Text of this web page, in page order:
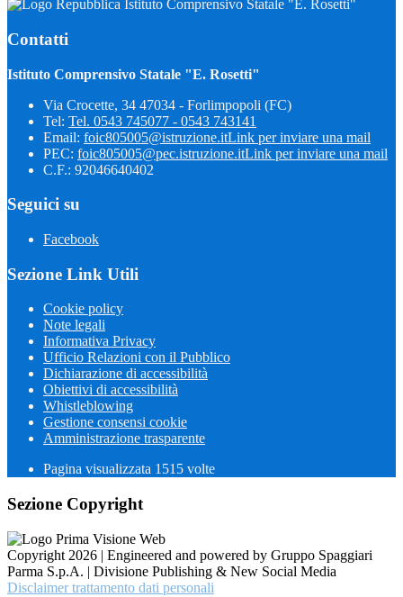
Istituto Comprensivo Statale "E. Rosetti"
Contatti
Istituto Comprensivo Statale "E. Rosetti"
Via Crocette, 34 47034 - Forlimpopoli (FC)
Tel: Tel. 0543 745077 - 0543 743141
Email: foic805005@istruzione.itLink per inviare una mail
PEC: foic805005@pec.istruzione.itLink per inviare una mail
C.F.: 92046640402
Seguici su
Facebook
Sezione Link Utili
Cookie policy
Note legali
Informativa Privacy
Ufficio Relazioni con il Pubblico
Dichiarazione di accessibilità
Obiettivi di accessibilità
Whistleblowing
Gestione consensi cookie
Amministrazione trasparente
Pagina visualizzata 1515 volte
Sezione Copyright
Copyright 2026 | Engineered and powered by Gruppo Spaggiari
Parma S.p.A. | Divisione Publishing & New Social Media
Disclaimer trattamento dati personali